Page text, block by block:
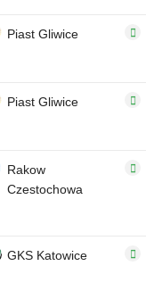
Piast Gliwice
Piast Gliwice
Rakow
Czestochowa
GKS Katowice